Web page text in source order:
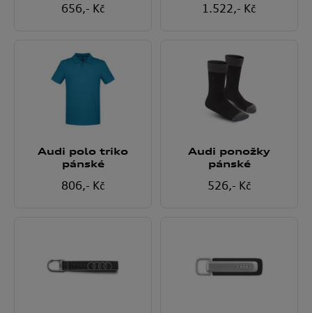
656,- Kč 1.522,- Kč
Audi polo triko
pánské
806,- Kč
Audi ponožky
pánské
526,- Kč